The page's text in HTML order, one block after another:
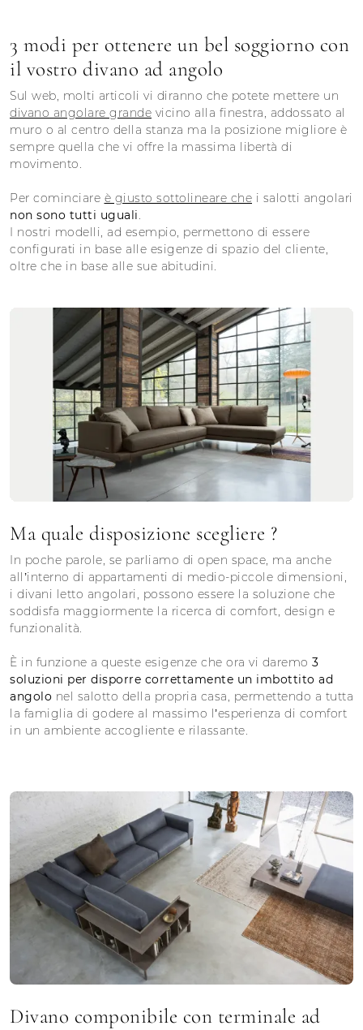
3 modi per ottenere un bel soggiorno con
il vostro divano ad angolo
Sul web, molti articoli vi diranno che potete mettere un
divano angolare grande vicino alla finestra, addossato al
muro o al centro della stanza ma la posizione migliore è
sempre quella che vi offre la massima libertà di
movimento.
Per cominciare è giusto sottolineare che i salotti angolari
non sono tutti uguali.
I nostri modelli, ad esempio, permettono di essere
configurati in base alle esigenze di spazio del cliente,
oltre che in base alle sue abitudini.
Ma quale disposizione scegliere ?
In poche parole, se parliamo di open space, ma anche
all’interno di appartamenti di medio-piccole dimensioni,
i divani letto angolari, possono essere la soluzione che
soddisfa maggiormente la ricerca di comfort, design e
funzionalità.
È in funzione a queste esigenze che ora vi daremo 3
soluzioni per disporre correttamente un imbottito ad
angolo nel salotto della propria casa, permettendo a tutta
la famiglia di godere al massimo l’esperienza di comfort
in un ambiente accogliente e rilassante.
Divano componibile con terminale ad